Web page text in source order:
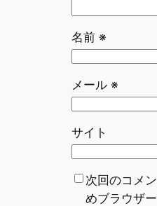
名前 ※
メール ※
サイト
次回のコメ
めブラウザ